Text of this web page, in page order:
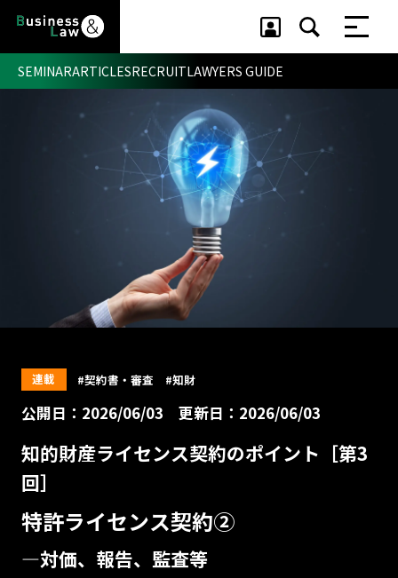
セミナー ・ 記事
SEMINARARTICLESRECRUITLAWYERS GUIDE
連載 #契約書・審査 #知財
公開日：2026/06/03 更新日：2026/06/03
知的財産ライセンス契約のポイント［第3
回］
特許ライセンス契約②
—対価、報告、監査等